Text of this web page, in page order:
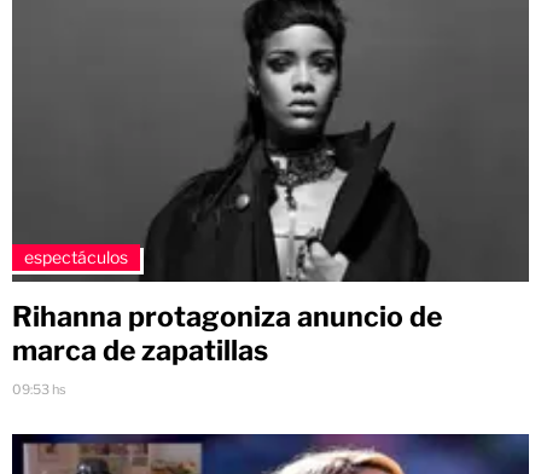
espectáculos
Rihanna protagoniza anuncio de
marca de zapatillas
09:53 hs